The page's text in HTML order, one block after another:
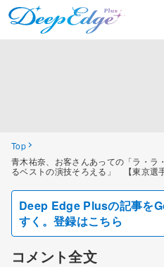
Top
青木祐奈、お客さんあっての「ラ・
るベストの演技そろえる」 【東京選
Deep Edge Plusの記事を
すく。登録はこちら
コメント全文